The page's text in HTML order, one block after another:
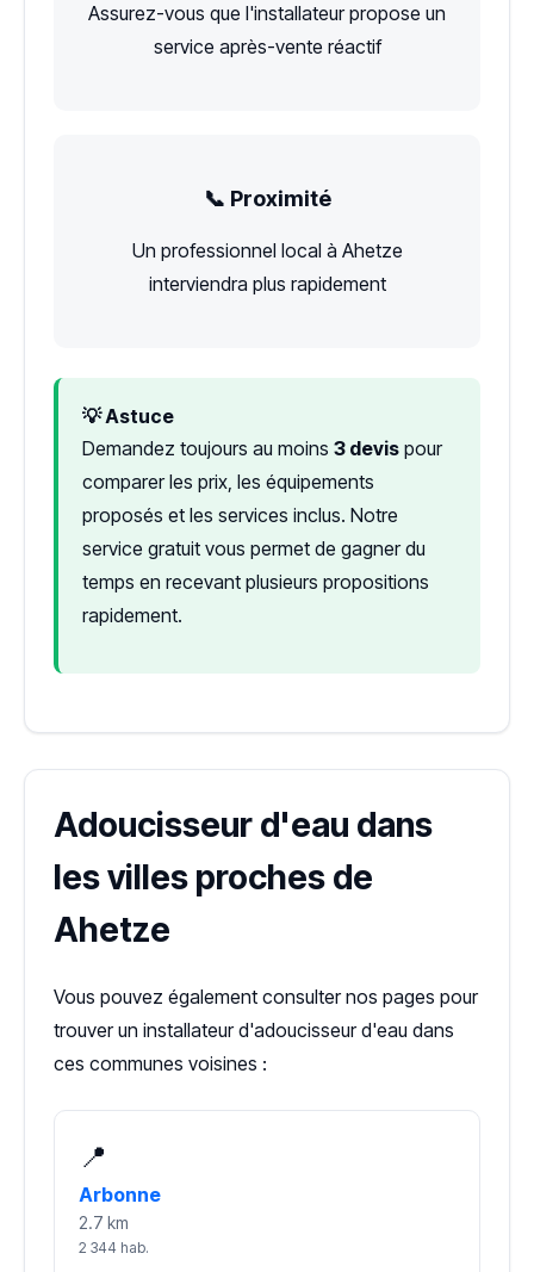
Assurez-vous que l'installateur propose un
service après-vente réactif
📞 Proximité
Un professionnel local à Ahetze
interviendra plus rapidement
💡 Astuce
Demandez toujours au moins 3 devis pour
comparer les prix, les équipements
proposés et les services inclus. Notre
service gratuit vous permet de gagner du
temps en recevant plusieurs propositions
rapidement.
Adoucisseur d'eau dans
les villes proches de
Ahetze
Vous pouvez également consulter nos pages pour
trouver un installateur d'adoucisseur d'eau dans
ces communes voisines :
📍
Arbonne
2.7 km
2 344 hab.